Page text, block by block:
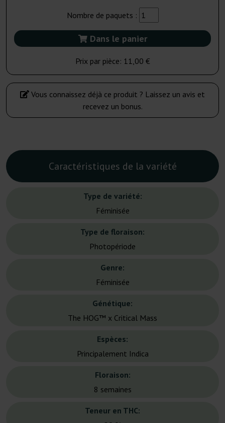
Nombre de paquets :
Dans le panier
Prix par pièce: 11,00 €
Vous connaissez déjà ce produit ? Laissez un avis et
recevez un bonus.
Caractéristiques de la variété
Type de variété:
Féminisée
Type de floraison:
Photopériode
Genre:
Féminisée
Génétique:
The HOG™ x Critical Mass
Espèces:
Principalement Indica
Floraison:
8 semaines
Teneur en THC: